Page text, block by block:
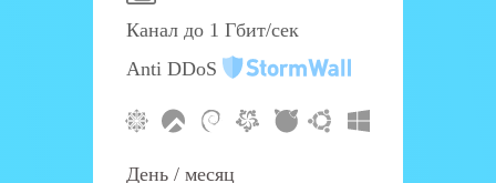
Канал до 1 Гбит/сек
Anti DDoS
День / месяц